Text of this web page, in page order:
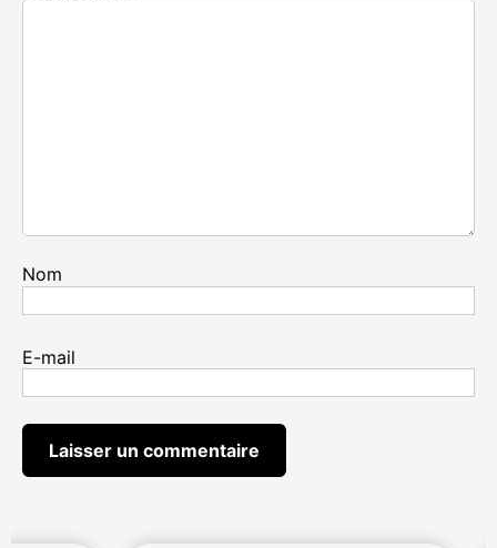
Nom
E-mail